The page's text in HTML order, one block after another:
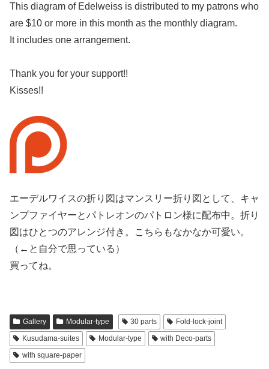
This diagram of Edelweiss is distributed to my patrons who
are $10 or more in this month as the monthly diagram.
It includes one arrangement.
Thank you for your support!!
Kisses!!
エーデルワイスの折り図はマンスリー折り図として、キャ
ンプファイヤーとパトレオンのパトロン様に配布中。折り
図はひとつのアレンジ付き。こちらもなかなか可愛い。
（←と自分で思っている）
買ってね。
Gallery Modular-type 30 parts
Fold-lock-joint
Kusudama-suites
Modular-type
with Deco-parts
with square-paper